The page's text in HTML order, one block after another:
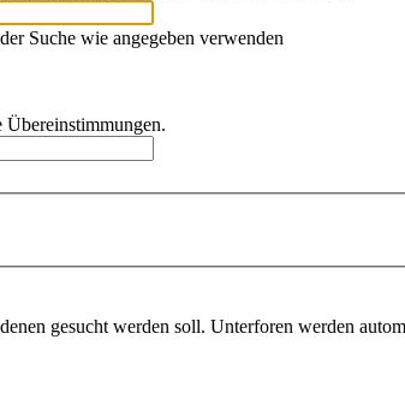
Suche wie angegeben verwenden
gesucht werden soll. Unterforen werden